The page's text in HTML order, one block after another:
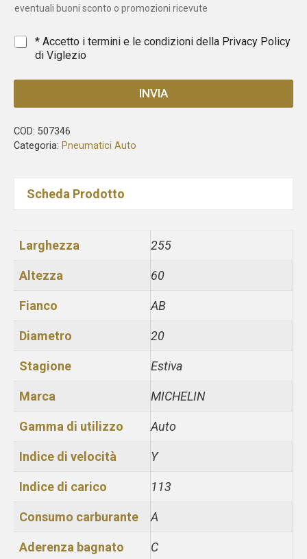
s
eventuali buoni sconto o promozioni ricevute
* * Accetto i termini e le condizioni della Privacy Policy
di Viglezio
INVIA
COD: 507346
Categoria: Pneumatici Auto
Scheda Prodotto
Larghezza 255
Altezza 60
Fianco AB
Diametro 20
Stagione Estiva
Marca MICHELIN
Gamma di utilizzo Auto
Indice di velocità Y
Indice di carico 113
Consumo carburante A
Aderenza bagnato C